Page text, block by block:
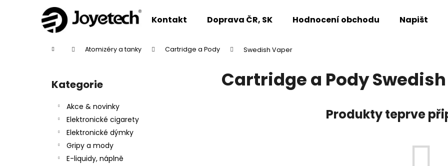
Kontakt Doprava ČR, SK Hodnocení obchodu Napište
Domů Atomizéry a tanky Cartridge a Pody Swedish Vaper
Přeskočit
kategorie
Kategorie
Akce & novinky
Elektronické cigarety
Elektronické dýmky
Gripy a mody
E-liquidy, náplně
Cartridge a Pody
Produkty teprve
Zpět
Zpět
Co potřebujete najít?